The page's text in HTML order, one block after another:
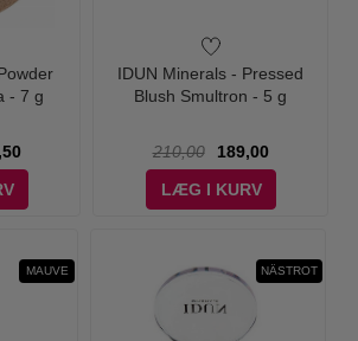
- 7 g
IDUN Minerals - Pressed
Blush Smultron - 5 g
210,00
189,00
LÆG I KURV
MAUVE NÄSTROT